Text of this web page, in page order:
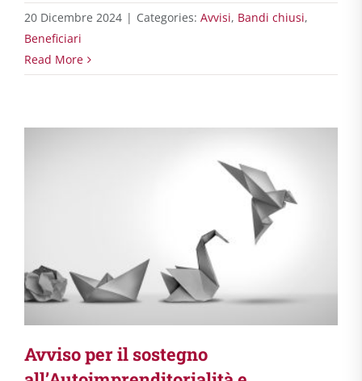
20 Dicembre 2024 | Categories: Avvisi, Bandi chiusi,
Beneficiari
Read More
Avviso per il sostegno